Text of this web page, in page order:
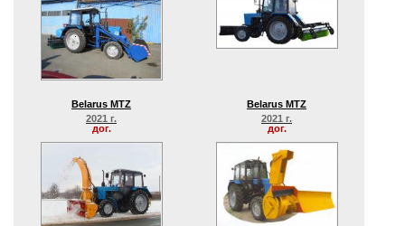
Belarus MTZ
2021 г.
дог.
Belarus MTZ
2021 г.
дог.